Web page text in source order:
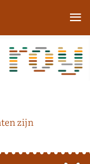
zijn
≡